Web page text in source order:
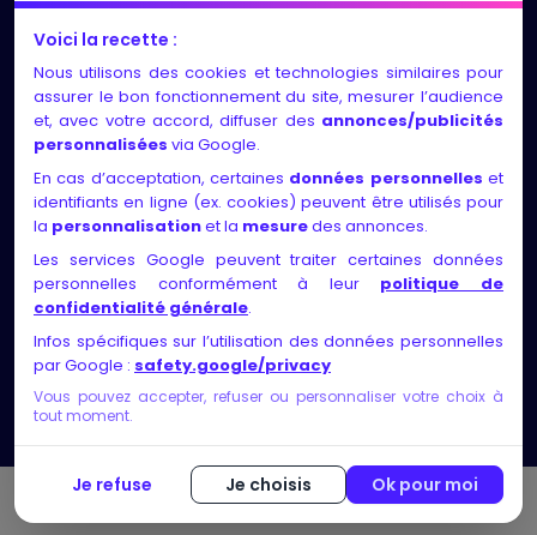
Voici la recette :
Nous utilisons des cookies et technologies similaires pour
assurer le bon fonctionnement du site, mesurer l’audience
et, avec votre accord, diffuser des annonces/publicités
personnalisées via Google.
En cas d’acceptation, certaines données personnelles et
identifiants en ligne (ex. cookies) peuvent être utilisés pour
la personnalisationet la mesuredes annonces.
Les services Google peuvent traiter certaines données
personnelles conformément à leur politique de
confidentialité générale.
Infos spécifiques sur l’utilisation des données personnelles
par Google : safety.google/privacy
Vous pouvez accepter, refuser ou personnaliser votre choix à
tout moment.
Je refuse Je choisis Ok pour moi
LES NEWS
Entretiens individuels et suivi régulier, adaptés au
rythme et aux besoins de chacun
Identification des compétences, exploration des
motivations, élaboration d’un projet solide et
faisable, validation via des rencontres ou
recherches métier
Nos certificats de qualité
© Copyright 2026 bilan-competences ▸ Tous droits réservés